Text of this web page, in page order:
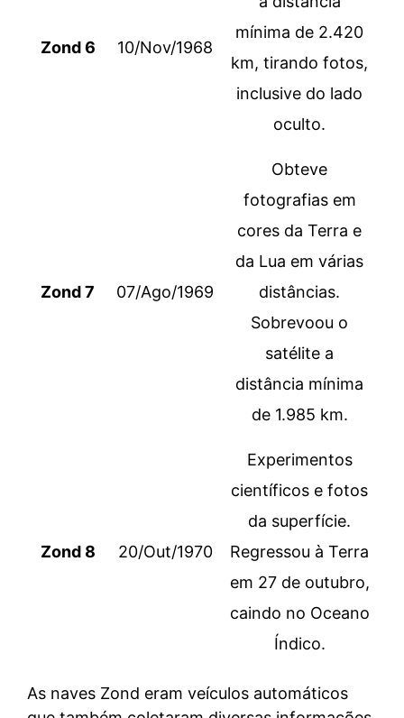
Zond 6 10/Nov/1968
mínima de 2.420
km, tirando fotos,
inclusive do lado
oculto.
Zond 7 07/Ago/1969
Obteve
fotografias em
cores da Terra e
da Lua em várias
distâncias.
Sobrevoou o
satélite a
distância mínima
de 1.985 km.
Zond 8 20/Out/1970
Experimentos
científicos e fotos
da superfície.
Regressou à Terra
em 27 de outubro,
caindo no Oceano
Índico.
As naves Zond eram veículos automáticos